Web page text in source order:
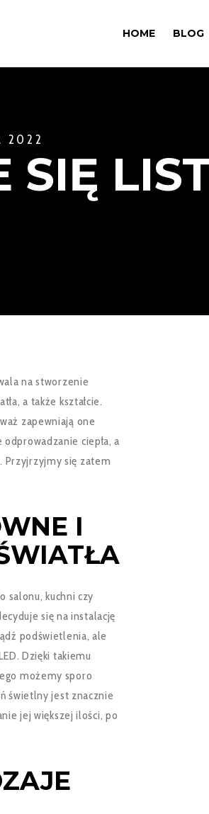
HOME BLOG
2022
SIĘ
na stworzenie
a także kształcie.
zapewniają one
ciepła, a
Przyjrzyjmy się zatem
I
salonu, kuchni czy
się na instalację
podświetlenia, ale
Dzięki takiemu
możemy sporo
świetlny jest znacznie
jej większej ilości, po